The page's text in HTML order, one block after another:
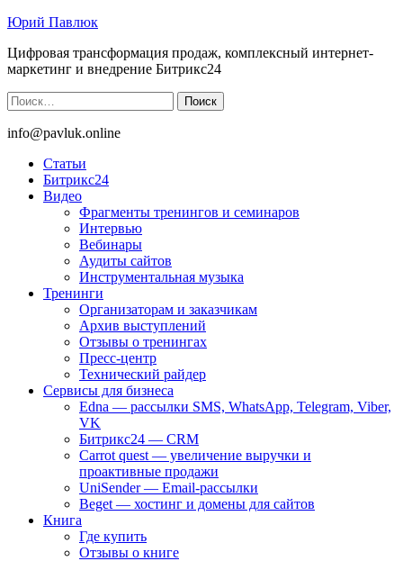
Юрий Павлюк
Цифровая трансформация продаж, комплексный интернет-
маркетинг и внедрение Битрикс24
Найти:
info@pavluk.online
Статьи
Битрикс24
Видео
Фрагменты тренингов и семинаров
Интервью
Вебинары
Аудиты сайтов
Инструментальная музыка
Тренинги
Организаторам и заказчикам
Архив выступлений
Отзывы о тренингах
Пресс-центр
Технический райдер
Сервисы для бизнеса
Edna — рассылки SMS, WhatsApp, Telegram, Viber,
VK
Битрикс24 — CRM
Carrot quest — увеличение выручки и
проактивные продажи
UniSender — Email-рассылки
Beget — хостинг и домены для сайтов
Книга
Где купить
Отзывы о книге